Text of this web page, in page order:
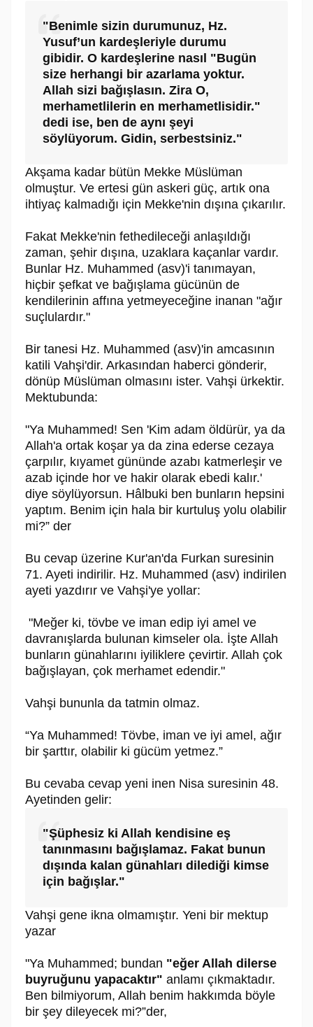
"Benimle sizin durumunuz, Hz.
Yusuf’un kardeşleriyle durumu
gibidir. O kardeşlerine nasıl "Bugün
size herhangi bir azarlama yoktur.
Allah sizi bağışlasın. Zira O,
merhametlilerin en merhametlisidir."
dedi ise, ben de aynı şeyi
söylüyorum. Gidin, serbestsiniz."
Akşama kadar bütün Mekke Müslüman
olmuştur. Ve ertesi gün askeri güç, artık ona
ihtiyaç kalmadığı için Mekke'nin dışına çıkarılır.
Fakat Mekke'nin fethedileceği anlaşıldığı
zaman, şehir dışına, uzaklara kaçanlar vardır.
Bunlar Hz. Muhammed (asv)'i tanımayan,
hiçbir şefkat ve bağışlama gücünün de
kendilerinin affına yetmeyeceğine inanan "ağır
suçlulardır."
Bir tanesi Hz. Muhammed (asv)'in amcasının
katili Vahşi'dir. Arkasından haberci gönderir,
dönüp Müslüman olmasını ister. Vahşi ürkektir.
Mektubunda:
"Ya Muhammed! Sen 'Kim adam öldürür, ya da
Allah'a ortak koşar ya da zina ederse cezaya
çarpılır, kıyamet gününde azabı katmerleşir ve
azab içinde hor ve hakir olarak ebedi kalır.'
diye söylüyorsun. Hâlbuki ben bunların hepsini
yaptım. Benim için hala bir kurtuluş yolu olabilir
mi?” der
Bu cevap üzerine Kur'an'da Furkan suresinin
71. Ayeti indirilir. Hz. Muhammed (asv) indirilen
ayeti yazdırır ve Vahşi'ye yollar:
"Meğer ki, tövbe ve iman edip iyi amel ve
davranışlarda bulunan kimseler ola. İşte Allah
bunların günahlarını iyiliklere çevirtir. Allah çok
bağışlayan, çok merhamet edendir."
Vahşi bununla da tatmin olmaz.
“Ya Muhammed! Tövbe, iman ve iyi amel, ağır
bir şarttır, olabilir ki gücüm yetmez.”
Bu cevaba cevap yeni inen Nisa suresinin 48.
Ayetinden gelir:
"Şüphesiz ki Allah kendisine eş
tanınmasını bağışlamaz. Fakat bunun
dışında kalan günahları dilediği kimse
için bağışlar."
Vahşi gene ikna olmamıştır. Yeni bir mektup
yazar
"Ya Muhammed; bundan "eğer Allah dilerse
buyruğunu yapacaktır" anlamı çıkmaktadır.
Ben bilmiyorum, Allah benim hakkımda böyle
bir şey dileyecek mi?”der,